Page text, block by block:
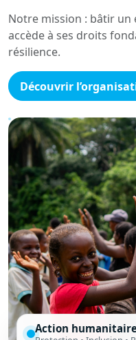
Notre mission : bâtir
accède à ses droits
résilience.
Découvrir
Action